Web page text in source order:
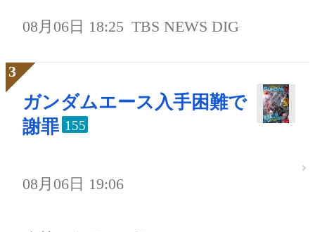
08月06日 18:25 TBS NEWS DIG
ガンダムエース入手困難で
謝罪 155
08月06日 19:06